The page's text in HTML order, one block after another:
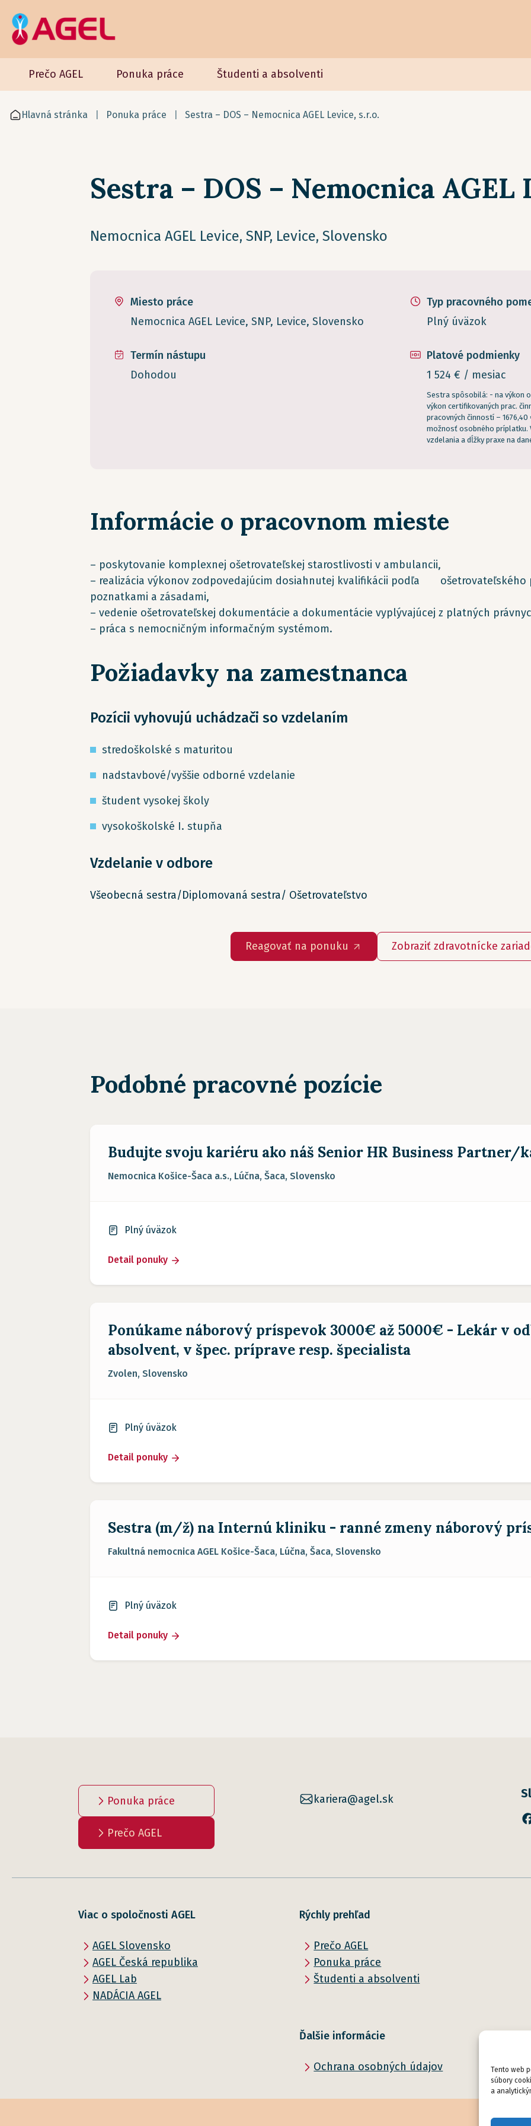
Tento web
súbory
a
Prečo AGEL Ponuka práce Študenti a absolventi
Hlavná stránka Ponuka práce Sestra – DOS – Nemocnica AGEL Levice, s.r.o.
Sestra – DOS – Nemocnica AGEL
Nemocnica AGEL Levice, SNP, Levice, Slovensko
Miesto práce
Nemocnica AGEL Levice, SNP, Levice, Slovensko
Typ pracovného
Plný úväzok
Termín nástupu
Dohodou
Platové podmienky
1 524 € / mesiac
Sestra spôsobilá: - na výkon
výkon certifikovaných prac.
pracovných činností –
možnosť osobného príplatku.
vzdelania a dĺžky praxe na
Informácie o pracovnom mieste
– poskytovanie komplexnej ošetrovateľskej starostlivosti v ambulancii,
– realizácia výkonov zodpovedajúcim dosiahnutej kvalifikácii podľa ošetrovateľského
poznatkami a zásadami,
– vedenie ošetrovateľskej dokumentácie a dokumentácie vyplývajúcej z platných
– práca s nemocničným informačným systémom.
Požiadavky na zamestnanca
Pozícii vyhovujú uchádzači so vzdelaním
stredoškolské s maturitou
nadstavbové/vyššie odborné vzdelanie
študent vysokej školy
vysokoškolské I. stupňa
Vzdelanie v odbore
Všeobecná sestra/Diplomovaná sestra/ Ošetrovateľstvo
Reagovať na ponuku Zobraziť zdravotnícke
Podobné pracovné pozície
Budujte svoju kariéru ako náš Senior HR Business Partner/
Nemocnica Košice-Šaca a.s., Lúčna, Šaca, Slovensko
Plný úväzok
Detail ponuky
Ponúkame náborový príspevok 3000€ až 5000€ - Lekár v
absolvent, v špec. príprave resp. špecialista
Zvolen, Slovensko
Plný úväzok
Detail ponuky
Sestra (m/ž) na Internú kliniku - ranné zmeny náborový
Fakultná nemocnica AGEL Košice-Šaca, Lúčna, Šaca, Slovensko
Plný úväzok
Detail ponuky
Ponuka práce
Prečo AGEL
kariera@agel.sk
Viac o spoločnosti AGEL
AGEL Slovensko
AGEL Česká republika
AGEL Lab
NADÁCIA AGEL
Rýchly prehľad
Prečo AGEL
Ponuka práce
Študenti a absolventi
Ďalšie informácie
Ochrana osobných údajov